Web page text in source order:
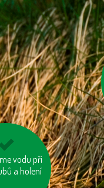
vodu při
a holení
tašku